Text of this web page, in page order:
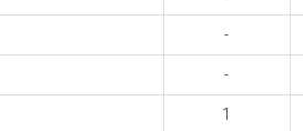
-
-
1